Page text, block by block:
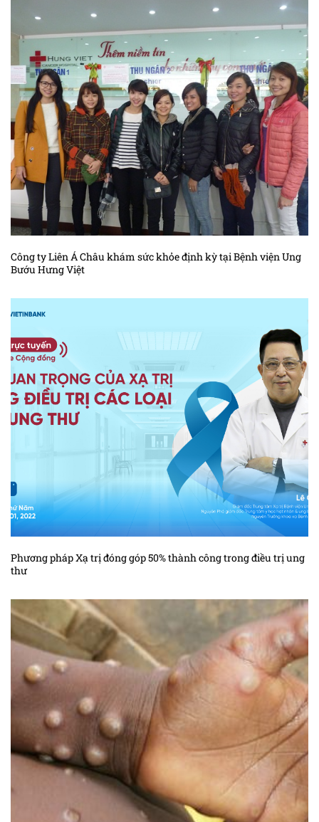
Công ty Liên Á Châu khám sức khỏe định kỳ tại Bệnh viện Ung
Bướu Hưng Việt
Phương pháp Xạ trị đóng góp 50% thành công trong điều trị ung
thư